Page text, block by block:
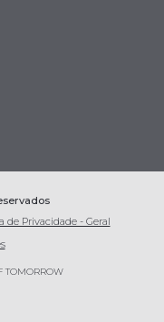
de Privacidade - Geral
TOMORROW